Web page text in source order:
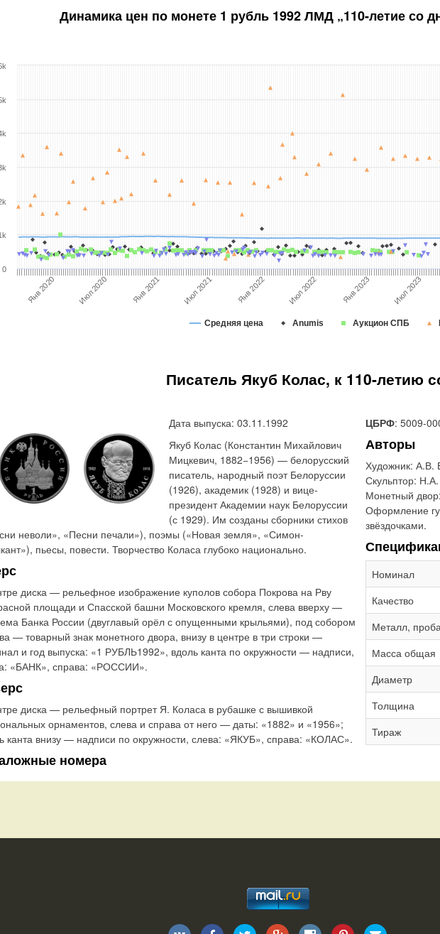
Динамика цен по монете 1 рубль 1992 ЛМД „110-летие со
Средняя цена Anumis Аукцион СПБ
Янв 2020 Июл 2020 Янв 2021 Июл 2021 Янв 2022 Июл 2022 Янв 2023 Июл 2023
0
Писатель Якуб Колас, к 110-летию
Дата выпуска: 03.11.1992
Якуб Колас (Константин Михайлович
Мицкевич, 1882−1956) — белорусский
писатель, народный поэт Белоруссии
(1926), академик (1928) и вице-
президент Академии наук Белоруссии
(с 1929). Им созданы сборники стихов
неволи», «Песни печали»), поэмы («Новая земля», «Симон-
пьесы, повести. Творчество Коласа глубоко национально.
диска — рельефное изображение куполов собора Покрова на Рву
площади и Спасской башни Московского кремля, слева вверху —
Банка России (двуглавый орёл с опущенными крыльями), под собором
— товарный знак монетного двора, внизу в центре в три строки —
и год выпуска: «1 РУБЛЬ1992», вдоль канта по окружности — надписи,
«БАНК», справа: «РОССИИ».
диска — рельефный портрет Я. Коласа в рубашке с вышивкой
орнаментов, слева и справа от него — даты: «1882» и «1956»;
канта внизу — надписи по окружности, слева: «ЯКУБ», справа: «КОЛАС».
номера
ЦБРФ: 5009-
Авторы
Художник: А.В.
Скульптор: Н.А.
Монетный двор:
Оформление
звёздочками.
Номинал
Качество
Металл,
Масса общая
Диаметр
Толщина
Тираж